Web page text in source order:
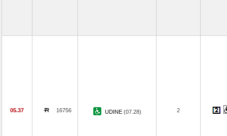
05.37 16756 UDINE (07.28) 2